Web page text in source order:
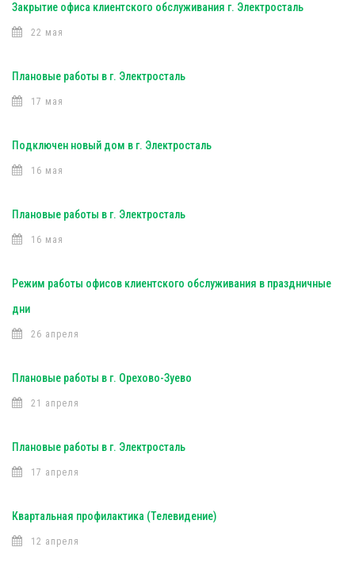
Закрытие офиса клиентского обслуживания г. Электросталь
22 мая
Плановые работы в г. Электросталь
17 мая
Подключен новый дом в г. Электросталь
16 мая
Плановые работы в г. Электросталь
16 мая
Режим работы офисов клиентского обслуживания в праздничные
дни
26 апреля
Плановые работы в г. Орехово-Зуево
21 апреля
Плановые работы в г. Электросталь
17 апреля
Квартальная профилактика (Телевидение)
12 апреля